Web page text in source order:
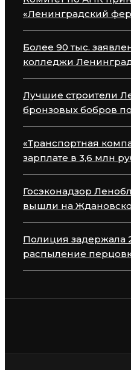
«Ленинградский
Более 90 тыс.
колледжи
Лучшие строители
бронзовых бобров
«Транспортная
зарплате в 3,6 млн
Госэконадзор
вышли на
Полиция задержала
распыление